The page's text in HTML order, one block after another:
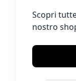
Scopri
nostro